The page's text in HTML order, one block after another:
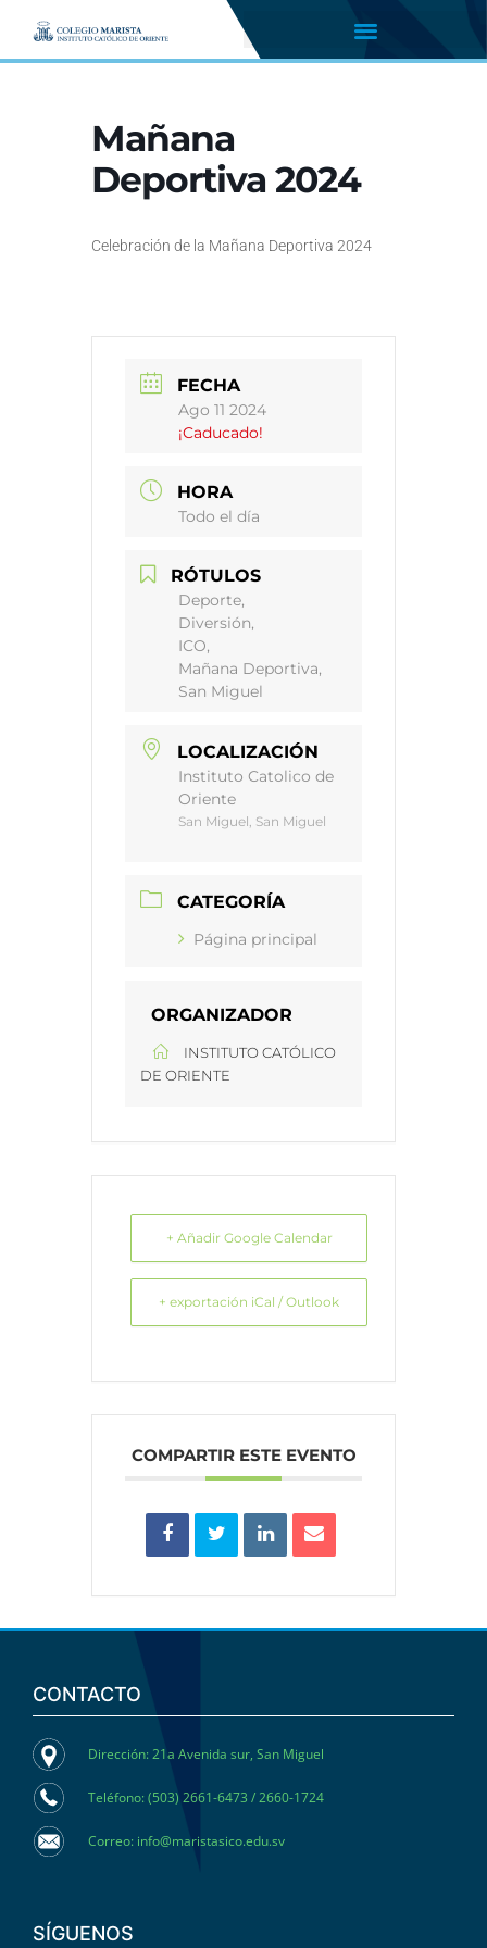
Mañana
Deportiva 2024
Celebración de la Mañana Deportiva 2024
FECHA
Ago 11 2024
¡Caducado!
HORA
Todo el día
RÓTULOS
Deporte,
Diversión,
ICO,
Mañana Deportiva,
San Miguel
LOCALIZACIÓN
Instituto Catolico de
Oriente
San Miguel, San Miguel
CATEGORÍA
Página principal
ORGANIZADOR
INSTITUTO CATÓLICO
DE ORIENTE
+ Añadir Google Calendar
+ exportación iCal / Outlook
COMPARTIR ESTE EVENTO
CONTACTO
Dirección: 21a Avenida sur, San Miguel
Teléfono: (503) 2661-6473 / 2660-1724
Correo: info@maristasico.edu.sv
SÍGUENOS